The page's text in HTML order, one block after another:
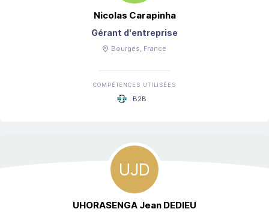
Nicolas Carapinha
Gérant d'entreprise
Bourges, France
COMPÉTENCES UTILISÉES
B2B
UJD
UHORASENGA Jean DEDIEU